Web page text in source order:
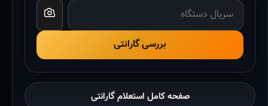
بررسی گارانتی
صفحه کامل استعلام گارانتی